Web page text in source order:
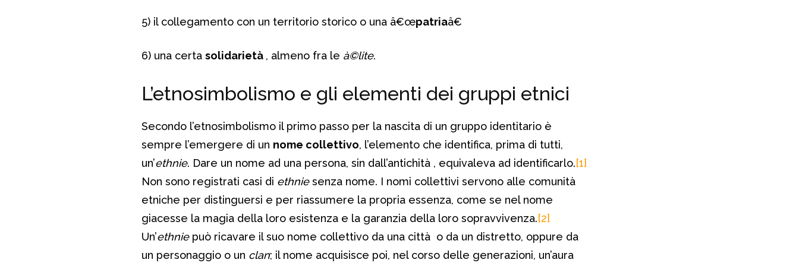
5) il collegamento con un territorio storico o una â€œpatriaâ€
6) una certa solidarietà , almeno fra le à©lite.
L’etnosimbolismo e gli elementi dei gruppi etnici
Secondo l’etnosimbolismo il primo passo per la nascita di un gruppo identitario è
sempre l’emergere di un nome collettivo, l’elemento che identifica, prima di tutti,
un’ethnie. Dare un nome ad una persona, sin dall’antichità , equivaleva ad identificarlo.[1]
Non sono registrati casi di ethniesenza nome. I nomi collettivi servono alle comunità
etniche per distinguersi e per riassumere la propria essenza, come se nel nome
giacesse la magia della loro esistenza e la garanzia della loro sopravvivenza.[2]
Un’ethniepuò ricavare il suo nome collettivo da una città o da un distretto, oppure da
un personaggio o un clan; il nome acquisisce poi, nel corso delle generazioni, un’aura